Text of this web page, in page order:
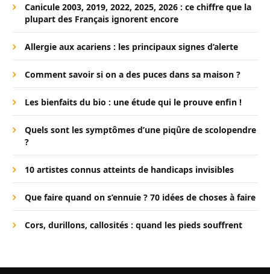
Canicule 2003, 2019, 2022, 2025, 2026 : ce chiffre que la
plupart des Français ignorent encore
Allergie aux acariens : les principaux signes d’alerte
Comment savoir si on a des puces dans sa maison ?
Les bienfaits du bio : une étude qui le prouve enfin !
Quels sont les symptômes d’une piqûre de scolopendre
?
10 artistes connus atteints de handicaps invisibles
Que faire quand on s’ennuie ? 70 idées de choses à faire
Cors, durillons, callosités : quand les pieds souffrent